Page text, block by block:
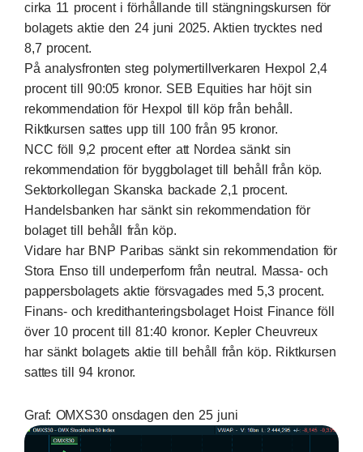
cirka 11 procent i förhållande till stängningskursen för
bolagets aktie den 24 juni 2025. Aktien trycktes ned
8,7 procent.
På analysfronten steg polymertillverkaren Hexpol 2,4
procent till 90:05 kronor. SEB Equities har höjt sin
rekommendation för Hexpol till köp från behåll.
Riktkursen sattes upp till 100 från 95 kronor.
NCC föll 9,2 procent efter att Nordea sänkt sin
rekommendation för byggbolaget till behåll från köp.
Sektorkollegan Skanska backade 2,1 procent.
Handelsbanken har sänkt sin rekommendation för
bolaget till behåll från köp.
Vidare har BNP Paribas sänkt sin rekommendation för
Stora Enso till underperform från neutral. Massa- och
pappersbolagets aktie försvagades med 5,3 procent.
Finans- och kredithanteringsbolaget Hoist Finance föll
över 10 procent till 81:40 kronor. Kepler Cheuvreux
har sänkt bolagets aktie till behåll från köp. Riktkursen
sattes till 94 kronor.
Graf: OMXS30 onsdagen den 25 juni